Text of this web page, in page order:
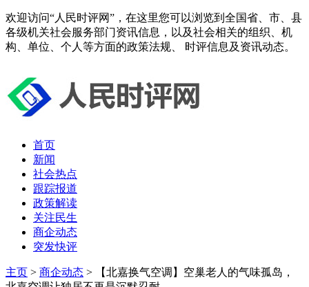
欢迎访问“人民时评网”，在这里您可以浏览到全国省、市、县
各级机关社会服务部门资讯信息，以及社会相关的组织、机
构、单位、个人等方面的政策法规、 时评信息及资讯动态。
首页
新闻
社会热点
跟踪报道
政策解读
关注民生
商企动态
突发快评
主页 > 商企动态 > 【北嘉换气空调】空巢老人的气味孤岛，